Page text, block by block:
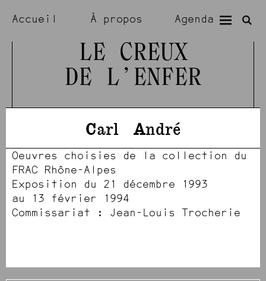
Accueil À propos Agenda
Expositions Résidences
Artistes
LE CREUX
DE L’ENFER
Carl André
Oeuvres choisies de la collection du
FRAC Rhône-Alpes
Exposition du 21 décembre 1993
au 13 février 1994
Commissariat : Jean-Louis Trocherie